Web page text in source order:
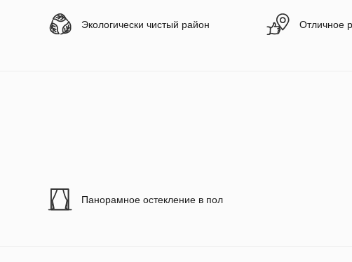
Экологически чистый район Отличное
Панорамное остекление в пол